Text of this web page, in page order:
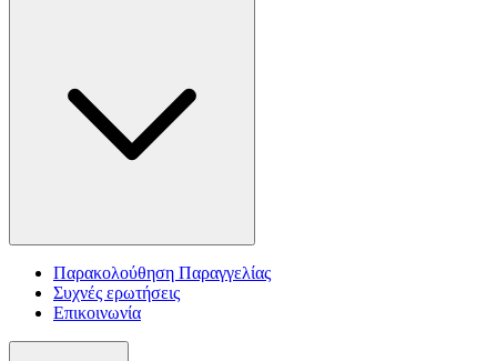
Παρακολούθηση Παραγγελίας
Συχνές ερωτήσεις
Επικοινωνία